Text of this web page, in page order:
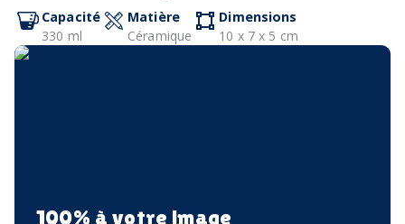
Capacité
330 ml
Matière
Céramique
Dimensions
10 x 7 x 5 cm
100% à votre image